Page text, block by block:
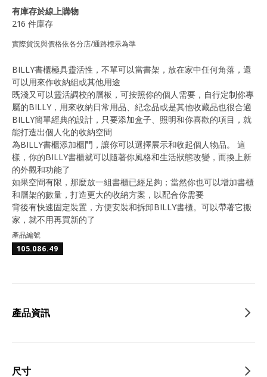
有庫存於線上購物
216 件庫存
實際貨況與價格依各分店/通路標示為準
BILLY書櫃極具靈活性，不單可以當書架，放在家中任何角落，還
可以用來作收納組或其他用途
既淺又可以靈活調校的層板，可按照你的個人需要，自行定制你專
屬的BILLY，用來收納日常用品、紀念品或是其他收藏品也很合適
BILLY簡單經典的設計，只要添加盒子、照明和你喜歡的項目，就
能打造出個人化的收納空間
為BILLY書櫃添加櫃門，讓你可以選擇展示和收起個人物品。 這
樣，你的BILLY書櫃就可以隨著你風格和生活狀態改變，而換上新
的外觀和功能了
如果空間有限，那麼放一組書櫃已經足夠；當然你也可以增加書櫃
和層架的數量，打造更大的收納方案，以配合你需要
背後有快速固定裝置，方便安裝和拆卸BILLY書櫃。可以帶著它搬
家，就不用再買新的了
產品編號
105.086.49
產品資訊
尺寸